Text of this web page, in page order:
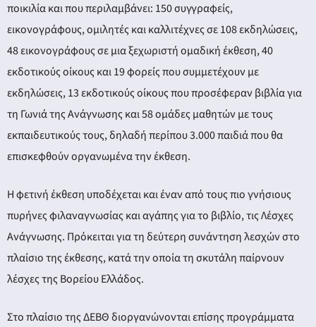
ποικιλία και που περιλαμβάνει: 150 συγγραφείς,
εικονογράφους, ομιλητές και καλλιτέχνες σε 108 εκδηλώσεις,
48 εικονογράφους σε μια ξεχωριστή ομαδική έκθεση, 40
εκδοτικούς οίκους και 19 φορείς που συμμετέχουν με
εκδηλώσεις, 13 εκδοτικούς οίκους που προσέφεραν βιβλία για
τη Γωνιά της Ανάγνωσης και 58 ομάδες μαθητών με τους
εκπαιδευτικούς τους, δηλαδή περίπου 3.000 παιδιά που θα
επισκεφθούν οργανωμένα την έκθεση.
Η φετινή έκθεση υποδέχεται και έναν από τους πιο γνήσιους
πυρήνες φιλαναγνωσίας και αγάπης για το βιβλίο, τις Λέσχες
Ανάγνωσης. Πρόκειται για τη δεύτερη συνάντηση λεσχών στο
πλαίσιο της έκθεσης, κατά την οποία τη σκυτάλη παίρνουν
λέσχες της Βορείου Ελλάδος.
Στο πλαίσιο της ΔΕΒΘ διοργανώνονται επίσης προγράμματα